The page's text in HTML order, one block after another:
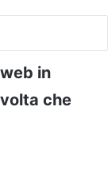
in
che